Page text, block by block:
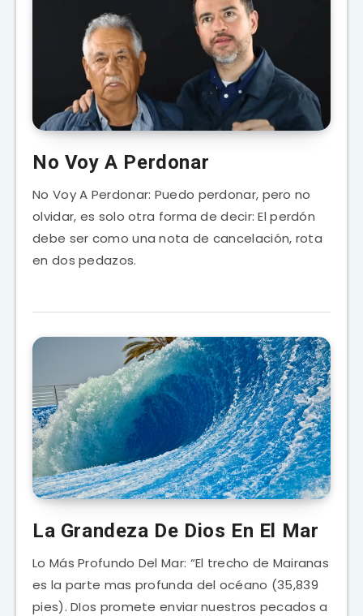
No Voy A Perdonar
No Voy A Perdonar: Puedo perdonar, pero no
olvidar, es solo otra forma de decir: El perdón
debe ser como una nota de cancelación, rota
en dos pedazos.
La Grandeza De Dios En El Mar
Lo Más Profundo Del Mar: “El trecho de Mairanas
es la parte mas profunda del océano (35,839
pies). DIos promete enviar nuestros pecados a